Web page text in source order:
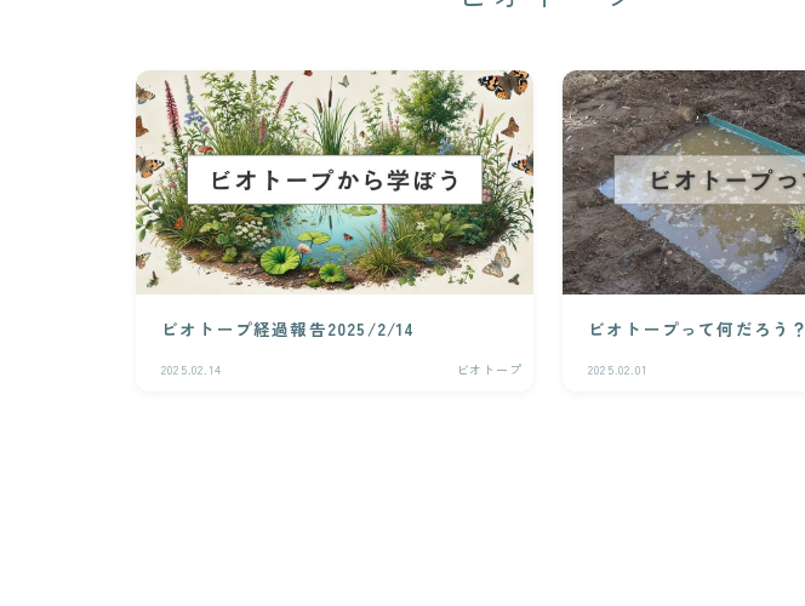
ビオトープ経過報告2025/2/14
2025.02.14 ビオトープ
ビオトープって何だろう？
2025.02.01